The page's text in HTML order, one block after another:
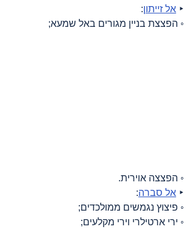
‣ אל זייתון:
◦ הפצצת בניין מגורים באל שמעא;
◦ הפצצה אוירית.
‣ אל סברה:
◦ פיצוץ נגמשים ממולכדים;
◦ ירי ארטילרי וירי מקלעים;